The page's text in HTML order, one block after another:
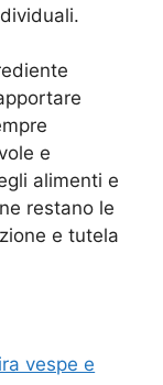
e
alimenti e
restano le
e tutela
vespe e